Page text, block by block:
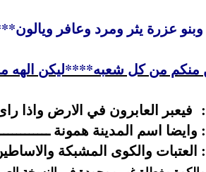
حزقيال41 عدد16: العتبات والكوى